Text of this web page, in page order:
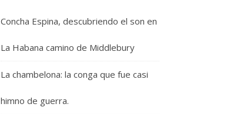
Concha Espina, descubriendo el son en
La Habana camino de Middlebury
La chambelona: la conga que fue casi
himno de guerra.